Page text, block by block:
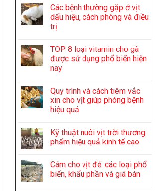
Các bệnh thường gặp ở vịt:
dấu hiệu, cách phòng và điều
trị
TOP 8 loại vitamin cho gà
được sử dụng phổ biến hiện
nay
Quy trình và cách tiêm vắc
xin cho vịt giúp phòng bệnh
hiệu quả
Kỹ thuật nuôi vịt trời thương
phẩm hiệu quả kinh tế cao
Cám cho vịt đẻ: các loại phổ
biến, khẩu phần và giá bán